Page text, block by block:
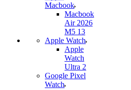
Macbook
Macbook
Air 2026
M5 13
Apple Watch
Apple
Watch
Ultra 2
Google Pixel
Watch